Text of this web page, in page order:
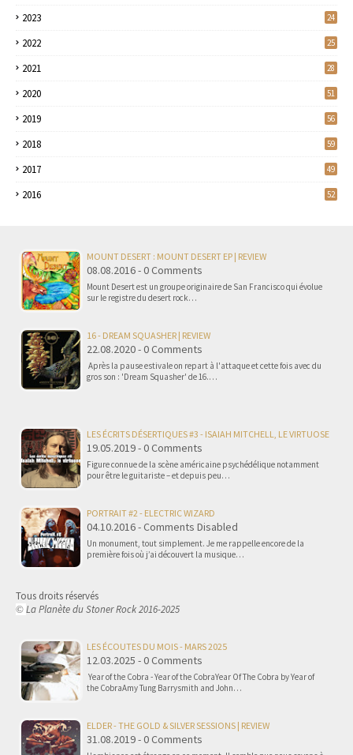
2023 24
2022 25
2021 28
2020 51
2019 56
2018 59
2017 49
2016 52
MOUNT DESERT : MOUNT DESERT EP | REVIEW
08.08.2016 - 0 Comments
Mount Desert est un groupe originaire de San Francisco qui évolue
sur le registre du desert rock…
16 - DREAM SQUASHER | REVIEW
22.08.2020 - 0 Comments
Après la pause estivale on repart à l'attaque et cette fois avec du
gros son : 'Dream Squasher' de 16.…
LES ÉCRITS DÉSERTIQUES #3 - ISAIAH MITCHELL, LE VIRTUOSE
19.05.2019 - 0 Comments
Figure connue de la scène américaine psychédélique notamment
pour être le guitariste – et depuis peu…
PORTRAIT #2 - ELECTRIC WIZARD
04.10.2016 - Comments Disabled
Un monument, tout simplement. Je me rappelle encore de la
première fois où j’ai découvert la musique…
Tous droits réservés
© La Planète du Stoner Rock 2016-2025
LES ÉCOUTES DU MOIS - MARS 2025
12.03.2025 - 0 Comments
Year of the Cobra - Year of the CobraYear Of The Cobra by Year of
the CobraAmy Tung Barrysmith and John…
ELDER - THE GOLD & SILVER SESSIONS | REVIEW
31.08.2019 - 0 Comments